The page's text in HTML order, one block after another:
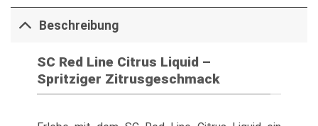
Beschreibung
SC Red Line Citrus Liquid –
Spritziger Zitrusgeschmack